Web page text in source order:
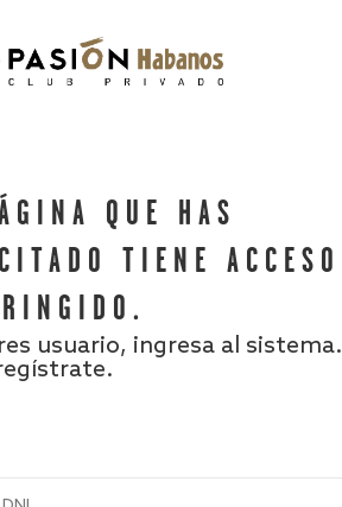
QUE HAS
TIENE ACCESO
usuario, ingresa al sistema.